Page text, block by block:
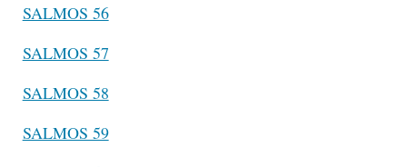
SALMOS 56
SALMOS 57
SALMOS 58
SALMOS 59